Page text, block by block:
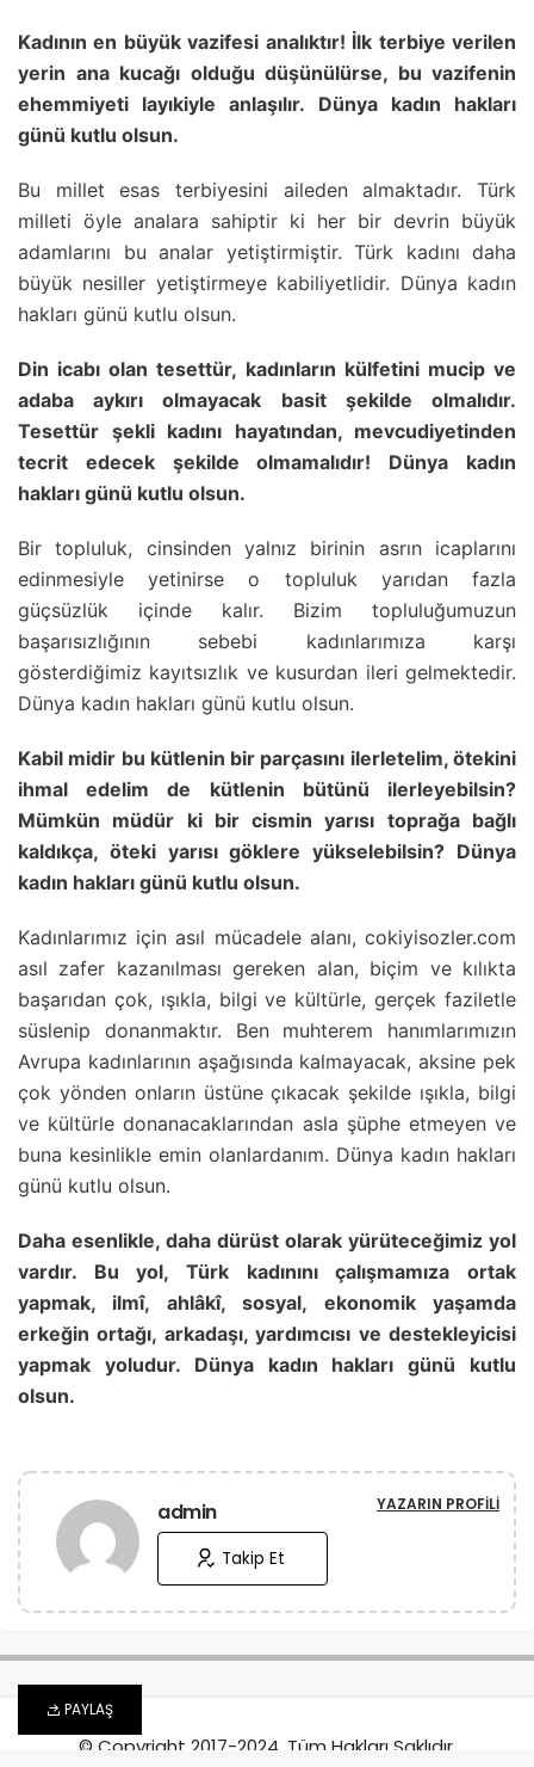
PAYLAŞ
Kadının en büyük vazifesi analıktır! İlk terbiye verilen
yerin ana kucağı olduğu düşünülürse, bu vazifenin
ehemmiyeti layıkiyle anlaşılır. Dünya kadın hakları
günü kutlu olsun.
Bu millet esas terbiyesini aileden almaktadır. Türk
milleti öyle analara sahiptir ki her bir devrin büyük
adamlarını bu analar yetiştirmiştir. Türk kadını daha
büyük nesiller yetiştirmeye kabiliyetlidir. Dünya kadın
hakları günü kutlu olsun.
Din icabı olan tesettür, kadınların külfetini mucip ve
adaba aykırı olmayacak basit şekilde olmalıdır.
Tesettür şekli kadını hayatından, mevcudiyetinden
tecrit edecek şekilde olmamalıdır! Dünya kadın
hakları günü kutlu olsun.
Bir topluluk, cinsinden yalnız birinin asrın icaplarını
edinmesiyle yetinirse o topluluk yarıdan fazla
güçsüzlük içinde kalır. Bizim topluluğumuzun
başarısızlığının sebebi kadınlarımıza karşı
gösterdiğimiz kayıtsızlık ve kusurdan ileri gelmektedir.
Dünya kadın hakları günü kutlu olsun.
Kabil midir bu kütlenin bir parçasını ilerletelim, ötekini
ihmal edelim de kütlenin bütünü ilerleyebilsin?
Mümkün müdür ki bir cismin yarısı toprağa bağlı
kaldıkça, öteki yarısı göklere yükselebilsin? Dünya
kadın hakları günü kutlu olsun.
Kadınlarımız için asıl mücadele alanı, cokiyisozler.com
asıl zafer kazanılması gereken alan, biçim ve kılıkta
başarıdan çok, ışıkla, bilgi ve kültürle, gerçek faziletle
süslenip donanmaktır. Ben muhterem hanımlarımızın
Avrupa kadınlarının aşağısında kalmayacak, aksine pek
çok yönden onların üstüne çıkacak şekilde ışıkla, bilgi
ve kültürle donanacaklarından asla şüphe etmeyen ve
buna kesinlikle emin olanlardanım. Dünya kadın hakları
günü kutlu olsun.
Daha esenlikle, daha dürüst olarak yürüteceğimiz yol
vardır. Bu yol, Türk kadınını çalışmamıza ortak
yapmak, ilmî, ahlâkî, sosyal, ekonomik yaşamda
erkeğin ortağı, arkadaşı, yardımcısı ve destekleyicisi
yapmak yoludur. Dünya kadın hakları günü kutlu
olsun.
admin YAZARIN PROFILI
Takip Et
© Copyright 2017-2024, Tüm Hakları Saklıdır.